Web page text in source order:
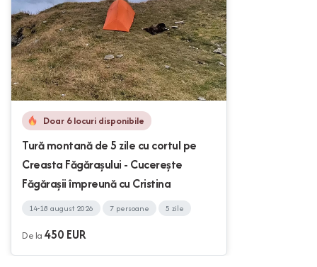
Doar 6 locuri disponibile
Tură montană de 5 zile cu cortul pe
Creasta Făgărașului - Cucerește
Făgărașii împreună cu Cristina
14-18 august 2026 7 persoane 5 zile
De la450 EUR